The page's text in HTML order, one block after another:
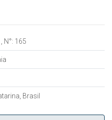
N°: 165
Brasil